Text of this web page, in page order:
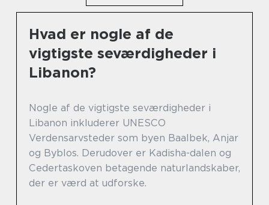
Hvad er nogle af de
vigtigste seværdigheder i
Libanon?
Nogle af de vigtigste seværdigheder i
Libanon inkluderer UNESCO
Verdensarvsteder som byen Baalbek, Anjar
og Byblos. Derudover er Kadisha-dalen og
Cedertaskoven betagende naturlandskaber,
der er værd at udforske.